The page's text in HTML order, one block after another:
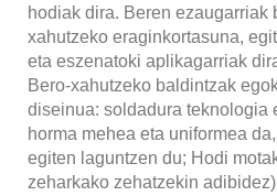
hodiak dira. Beren ezaugarriak
xahutzeko eraginkortasuna,
eta eszenatoki aplikagarriak
Bero-xahutzeko baldintzak
diseinua: soldadura teknologia
horma mehea eta uniformea
egiten laguntzen du; Hodi
zeharkako zehatzekin